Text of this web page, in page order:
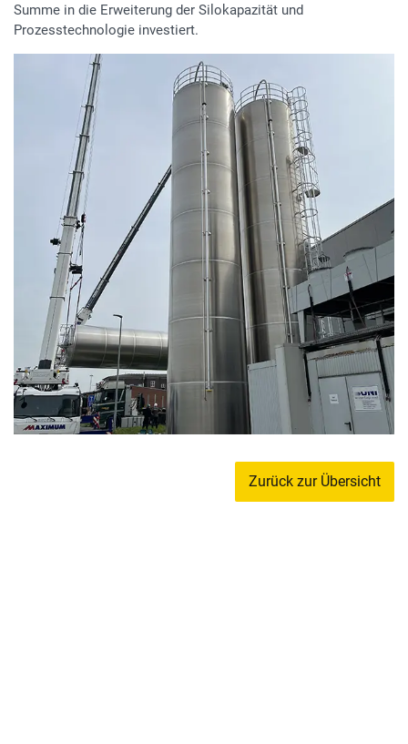
Summe in die Erweiterung der Silokapazität und
Prozesstechnologie investiert.
Zurück zur Übersicht